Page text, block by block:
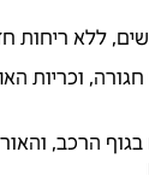
ללא ריחות
וכריות
הרכב,